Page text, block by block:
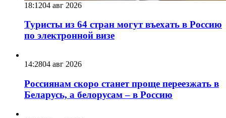
18:1204 авг 2026
Туристы из 64 стран могут въехать в Россию
по электронной визе
14:2804 авг 2026
Россиянам скоро станет проще переезжать в
Беларусь, а белорусам – в Россию